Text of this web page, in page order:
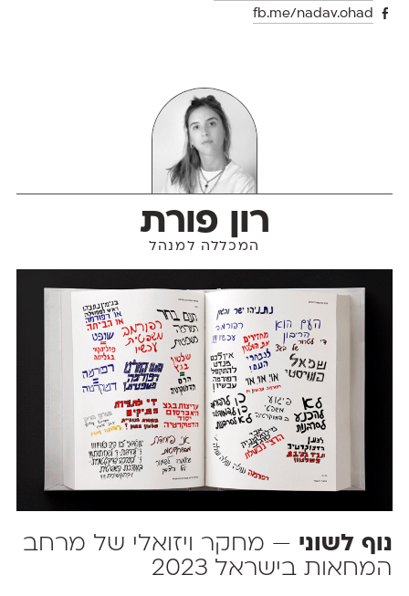
fb.me/nadav.ohad
רון פורת
המכללה למנהל
נוף לשוני — מחקר ויזואלי של מרחב
המחאות בישראל 2023